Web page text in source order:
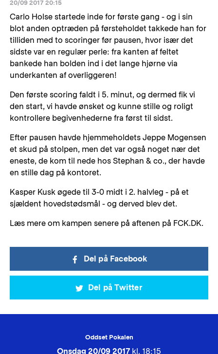
20/09 2017 20:15
Carlo Holse startede inde for første gang - og i sin
blot anden optræden på førsteholdet takkede han for
tilliden med to scoringer før pausen, hvor især det
sidste var en regulær perle: fra kanten af feltet
bankede han bolden ind i det lange hjørne via
underkanten af overliggeren!
Den første scoring faldt i 5. minut, og dermed fik vi
den start, vi havde ønsket og kunne stille og roligt
kontrollere begivenhederne fra først til sidst.
Efter pausen havde hjemmeholdets Jeppe Mogensen
et skud på stolpen, men det var også noget nær det
eneste, de kom til nede hos Stephan & co., der havde
en stille dag på kontoret.
Kasper Kusk øgede til 3-0 midt i 2. halvleg - på et
sjældent hovedstødsmål - og derved blev det.
Læs mere om kampen senere på aftenen på FCK.DK.
Del på Facebook
Del på Twitter
Oddset Pokalen
Onsdag 20/09 2017 kl. 18:15